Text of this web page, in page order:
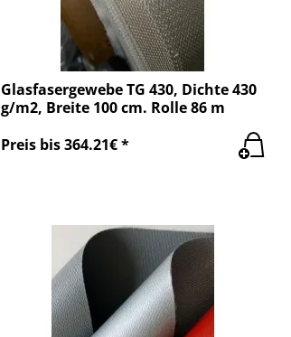
Glasfasergewebe TG 430, Dichte 430
g/m2, Breite 100 cm. Rolle 86 m
Preis bis 364.21€ *